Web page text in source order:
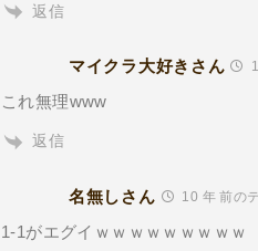
返信
マイクラ大好きさん
これ無理www
返信
名無しさん 10 年 前の
1-1がエグイｗｗｗｗｗｗｗｗｗ